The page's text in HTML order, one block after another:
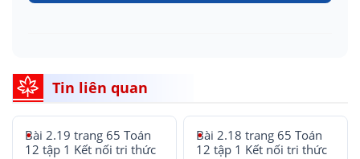
Tin liên quan
Bài 2.19 trang 65 Toán
12 tập 1 Kết nối tri thức
Bài 2.18 trang 65 Toán
12 tập 1 Kết nối tri thức